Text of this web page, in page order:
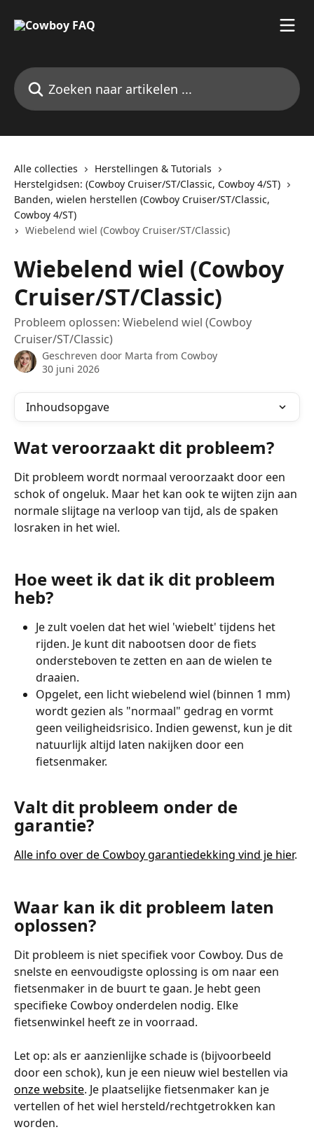
Zoeken naar artikelen ...
Alle collecties
Herstellingen & Tutorials
Herstelgidsen: (Cowboy Cruiser/ST/Classic, Cowboy 4/ST)
Banden, wielen herstellen (Cowboy Cruiser/ST/Classic,
Cowboy 4/ST)
Wiebelend wiel (Cowboy Cruiser/ST/Classic)
Wiebelend wiel (Cowboy
Cruiser/ST/Classic)
Probleem oplossen: Wiebelend wiel (Cowboy
Cruiser/ST/Classic)
Geschreven door Marta from Cowboy
30 juni 2026
Inhoudsopgave
Wat veroorzaakt dit probleem?
Dit probleem wordt normaal veroorzaakt door een
schok of ongeluk. Maar het kan ook te wijten zijn aan
normale slijtage na verloop van tijd, als de spaken
losraken in het wiel.
Hoe weet ik dat ik dit probleem
heb?
Je zult voelen dat het wiel 'wiebelt' tijdens het
rijden. Je kunt dit nabootsen door de fiets
ondersteboven te zetten en aan de wielen te
draaien.
Opgelet, een licht wiebelend wiel (binnen 1 mm)
wordt gezien als "normaal" gedrag en vormt
geen veiligheidsrisico. Indien gewenst, kun je dit
natuurlijk altijd laten nakijken door een
fietsenmaker.
Valt dit probleem onder de
garantie?
Alle info over de Cowboy garantiedekking vind je hier.
Waar kan ik dit probleem laten
oplossen?
Dit probleem is niet specifiek voor Cowboy. Dus de
snelste en eenvoudigste oplossing is om naar een
fietsenmaker in de buurt te gaan. Je hebt geen
specifieke Cowboy onderdelen nodig. Elke
fietsenwinkel heeft ze in voorraad.
Let op: als er aanzienlijke schade is (bijvoorbeeld
door een schok), kun je een nieuw wiel bestellen via
onze website. Je plaatselijke fietsenmaker kan je
vertellen of het wiel hersteld/rechtgetrokken kan
worden.